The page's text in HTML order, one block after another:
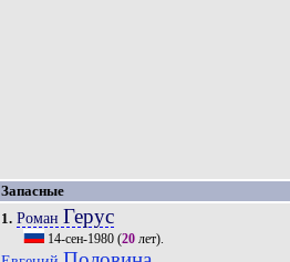
Запасные
1. Роман Герус
14-сен-1980(20лет).